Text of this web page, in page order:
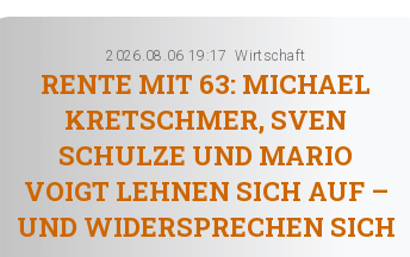
2026.08.06 19:17Wirtschaft
RENTE MIT 63: MICHAEL
KRETSCHMER, SVEN
SCHULZE UND MARIO
VOIGT LEHNEN SICH AUF –
UND WIDERSPRECHEN SICH